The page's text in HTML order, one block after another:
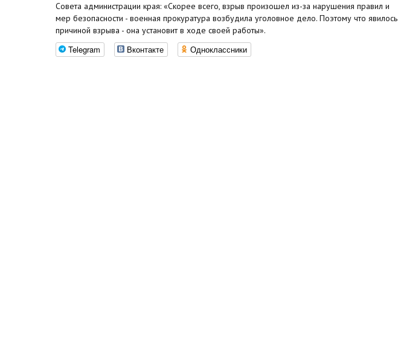
Совета администрации края: «Скорее всего, взрыв произошел из-за нарушения правил и
мер безопасности - военная прокуратура возбудила уголовное дело. Поэтому что явилось
причиной взрыва - она установит в ходе своей работы».
Telegram Вконтакте Одноклассники